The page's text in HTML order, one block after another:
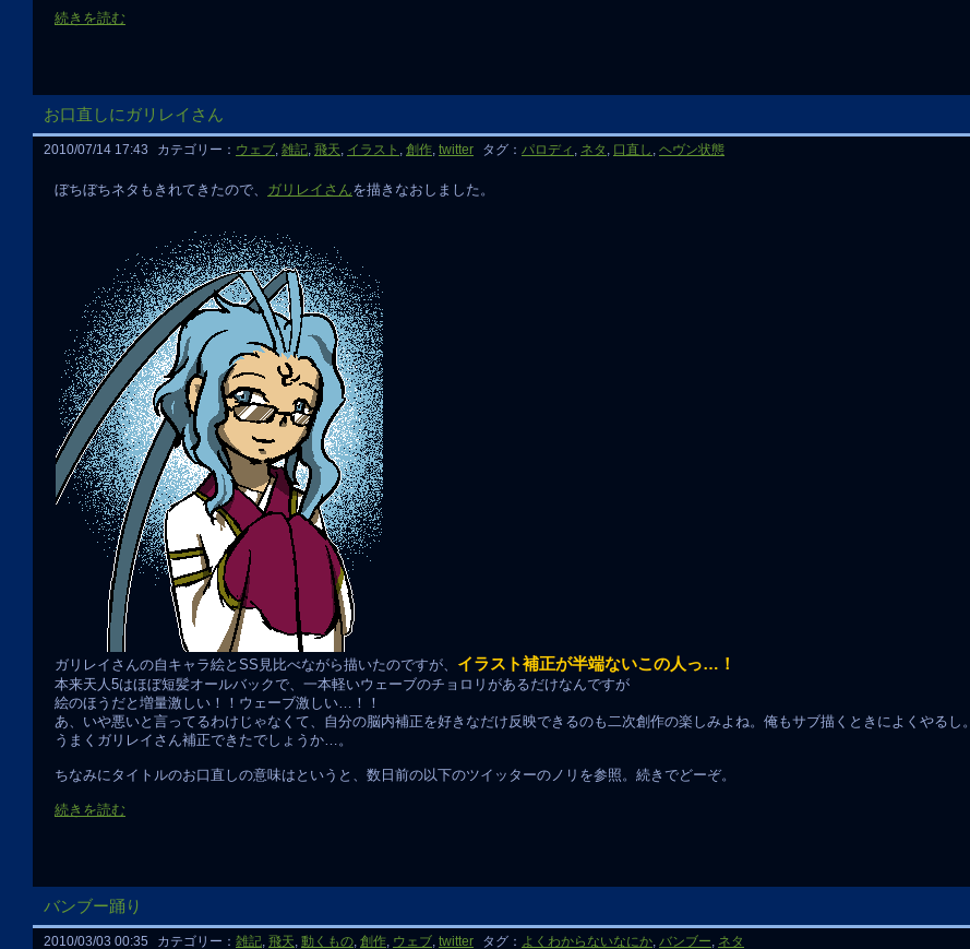
続きを読む
お口直しにガリレイさん
2010/07/14 17:43 カテゴリー： ウェブ 雑記 飛天 イラスト 創作 twitter タグ： パロディ ネタ 口直し ヘヴン状態
ぼちぼちネタもきれてきたので、 ガリレイさんを描きなおしました。
ガリレイさんの自キャラ絵とSS見比べながら描いたのですが、 イラスト補正が半端ないこの人っ…！
本来天人5はほぼ短髪オールバックで、一本軽いウェーブのチョロリがあるだけなんですが
絵のほうだと増量激しい！！ウェーブ激しい…！！
あ、いや悪いと言ってるわけじゃなくて、自分の脳内補正を好きなだけ反映できるのも二次創作の楽しみよね。俺もサブ描くときによくやるし。
うまくガリレイさん補正できたでしょうか…。
ちなみにタイトルのお口直しの意味はというと、数日前の以下のツイッターのノリを参照。続きでどーぞ。
続きを読む
バンブー踊り
2010/03/03 00:35 カテゴリー： 雑記 飛天 動くもの 創作 ウェブ twitter タグ： よくわからないなにか バンブー ネタ